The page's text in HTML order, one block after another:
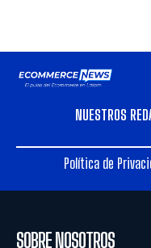
NUESTROS
Política de
SOBRE NOSOTROS